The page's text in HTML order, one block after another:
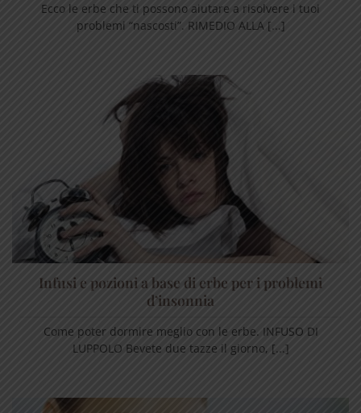
Ecco le erbe che ti possono aiutare a risolvere i tuoi
problemi “nascosti”. RIMEDIO ALLA [...]
Infusi e pozioni a base di erbe per i problemi
d’insonnia
Come poter dormire meglio con le erbe. INFUSO DI
LUPPOLO Bevete due tazze il giorno, [...]